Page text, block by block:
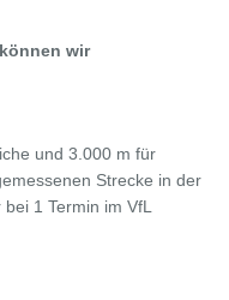
wir
und 3.000 m für
Strecke in der
1 Termin im VfL